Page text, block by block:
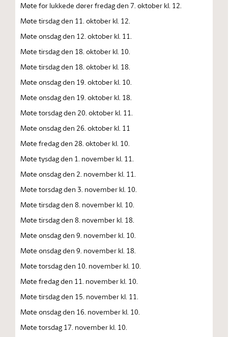
Møte for lukkede dører fredag den 7. oktober kl. 12.
Møte tirsdag den 11. oktober kl. 12.
Møte onsdag den 12. oktober kl. 11.
Møte tirsdag den 18. oktober kl. 10.
Møte tirsdag den 18. oktober kl. 18.
Møte onsdag den 19. oktober kl. 10.
Møte onsdag den 19. oktober kl. 18.
Møte torsdag den 20. oktober kl. 11.
Møte onsdag den 26. oktober kl. 11
Møte fredag den 28. oktober kl. 10.
Møte tysdag den 1. november kl. 11.
Møte onsdag den 2. november kl. 11.
Møte torsdag den 3. november kl. 10.
Møte tirsdag den 8. november kl. 10.
Møte tirsdag den 8. november kl. 18.
Møte onsdag den 9. november kl. 10.
Møte onsdag den 9. november kl. 18.
Møte torsdag den 10. november kl. 10.
Møte fredag den 11. november kl. 10.
Møte tirsdag den 15. november kl. 11.
Møte onsdag den 16. november kl. 10.
Møte torsdag 17. november kl. 10.